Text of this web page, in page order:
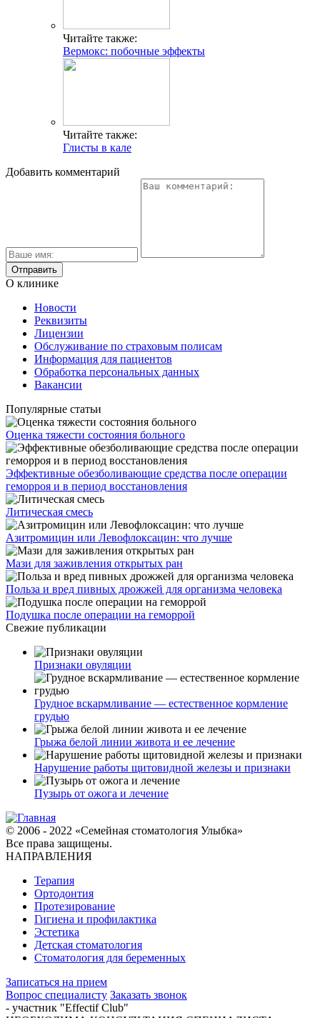
Читайте также:
Вермокс: побочные эффекты
Читайте также:
Глисты в кале
Добавить комментарий
О клинике
Новости
Реквизиты
Лицензии
Обслуживание по страховым полисам
Информация для пациентов
Обработка персональных данных
Вакансии
Популярные статьи
Оценка тяжести состояния больного
Эффективные обезболивающие средства после операции
геморроя и в период восстановления
Литическая смесь
Азитромицин или Левофлоксацин: что лучше
Мази для заживления открытых ран
Польза и вред пивных дрожжей для организма человека
Подушка после операции на геморрой
Свежие публикации
Признаки овуляции
Грудное вскармливание — естественное кормление
грудью
Грыжа белой линии живота и ее лечение
Нарушение работы щитовидной железы и признаки
Пузырь от ожога и лечение
© 2006 - 2022 «Семейная стоматология Улыбка»
Все права защищены.
НАПРАВЛЕНИЯ
Терапия
Ортодонтия
Протезирование
Гигиена и профилактика
Эстетика
Детская стоматология
Стоматология для беременных
Записаться на прием
Вопрос специалисту Заказать звонок
- участник "Effectif Club"